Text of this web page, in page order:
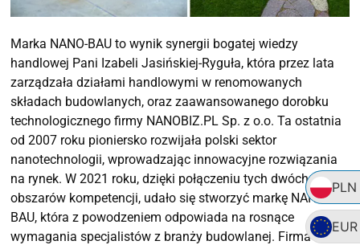
PLN
EUR
Marka NANO-BAU to wynik synergii bogatej wiedzy
handlowej Pani Izabeli Jasińskiej-Ryguła, która przez lata
zarządzała działami handlowymi w renomowanych
składach budowlanych, oraz zaawansowanego dorobku
technologicznego firmy NANOBIZ.PL Sp. z o.o. Ta ostatnia
od 2007 roku pioniersko rozwijała polski sektor
nanotechnologii, wprowadzając innowacyjne rozwiązania
na rynek. W 2021 roku, dzięki połączeniu tych dwóch
obszarów kompetencji, udało się stworzyć markę NANO-
BAU, która z powodzeniem odpowiada na rosnące
wymagania specjalistów z branży budowlanej. Firma ta,